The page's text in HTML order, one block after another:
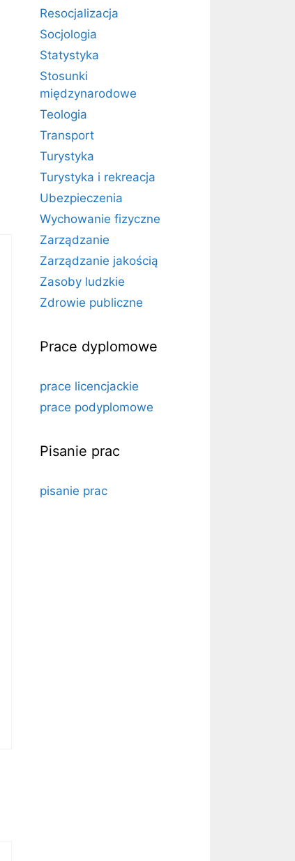
Resocjalizacja
Socjologia
Statystyka
Stosunki
międzynarodowe
Teologia
Transport
Turystyka
Turystyka i rekreacja
Ubezpieczenia
Wychowanie fizyczne
Zarządzanie
Zarządzanie jakością
Zasoby ludzkie
Zdrowie publiczne
Prace dyplomowe
prace licencjackie
prace podyplomowe
Pisanie prac
pisanie prac